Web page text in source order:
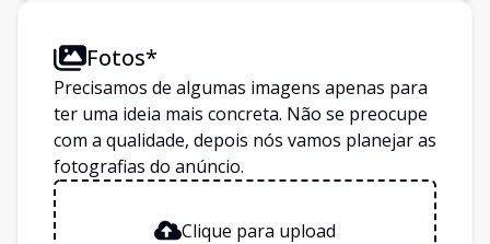
Fotos*
Precisamos de algumas imagens apenas para
ter uma ideia mais concreta. Não se preocupe
com a qualidade, depois nós vamos planejar as
fotografias do anúncio.
Clique para upload